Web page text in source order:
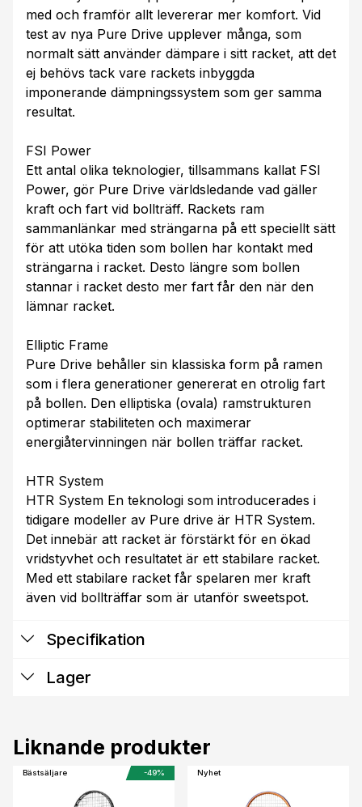
med och framför allt levererar mer komfort. Vid
test av nya Pure Drive upplever många, som
normalt sätt använder dämpare i sitt racket, att det
ej behövs tack vare rackets inbyggda
imponerande dämpningssystem som ger samma
resultat.
FSI Power
Ett antal olika teknologier, tillsammans kallat FSI
Power, gör Pure Drive världsledande vad gäller
kraft och fart vid bollträff. Rackets ram
sammanlänkar med strängarna på ett speciellt sätt
för att utöka tiden som bollen har kontakt med
strängarna i racket. Desto längre som bollen
stannar i racket desto mer fart får den när den
lämnar racket.
Elliptic Frame
Pure Drive behåller sin klassiska form på ramen
som i flera generationer genererat en otrolig fart
på bollen. Den elliptiska (ovala) ramstrukturen
optimerar stabiliteten och maximerar
energiåtervinningen när bollen träffar racket.
HTR System
HTR System En teknologi som introducerades i
tidigare modeller av Pure drive är HTR System.
Det innebär att racket är förstärkt för en ökad
vridstyvhet och resultatet är ett stabilare racket.
Med ett stabilare racket får spelaren mer kraft
även vid bollträffar som är utanför sweetspot.
Specifikation
Lager
Liknande produkter
Bästsäljare -49% Nyhet